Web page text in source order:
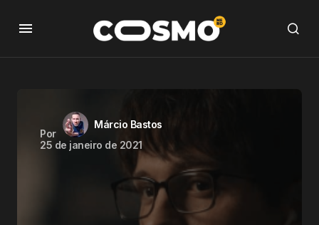
Por
Márcio Bastos
25 de janeiro de 2021